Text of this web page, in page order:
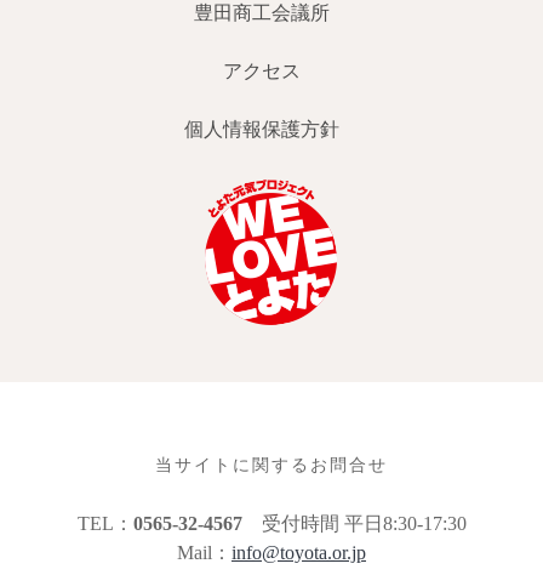
豊田商工会議所
アクセス
個人情報保護方針
当サイトに関するお問合せ
TEL： 0565-32-4567受付時間 平日8:30-17:30
Mail： info@toyota.or.jp